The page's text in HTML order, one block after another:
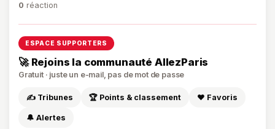
0 réaction
ESPACE SUPPORTERS
🚀 Rejoins la communauté AllezParis
Gratuit · juste un e-mail, pas de mot de passe
✍️ Tribunes 🏆 Points & classement ❤️ Favoris
🔔 Alertes